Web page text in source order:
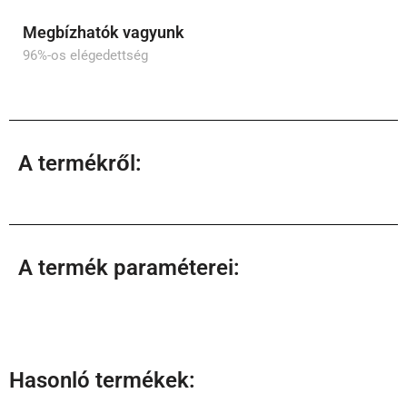
Megbízhatók vagyunk
96%-os elégedettség
A termékről:
A termék paraméterei:
Hasonló termékek: